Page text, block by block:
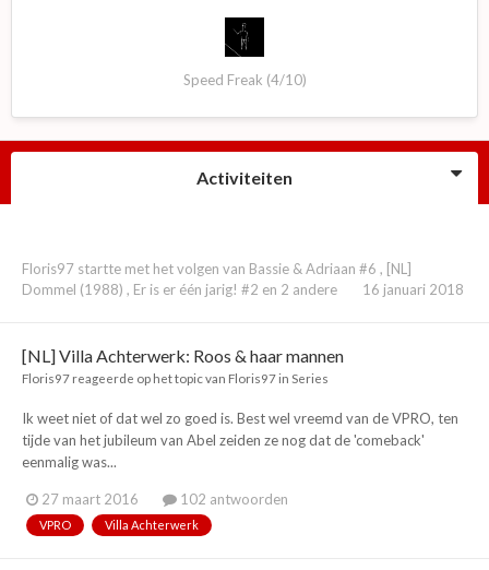
Speed Freak (4/10)
Activiteiten
Floris97 startte met het volgen van Bassie & Adriaan #6 , [NL]
Dommel (1988) , Er is er één jarig! #2 en 2 andere 16 januari 2018
[NL] Villa Achterwerk: Roos & haar mannen
Floris97 reageerde op het topic van Floris97 in Series
Ik weet niet of dat wel zo goed is. Best wel vreemd van de VPRO, ten
tijde van het jubileum van Abel zeiden ze nog dat de 'comeback'
eenmalig was...
27 maart 2016 102 antwoorden
VPRO Villa Achterwerk